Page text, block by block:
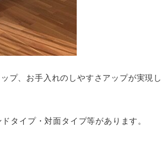
プ、お手入れのしやすさアップが実現し
タイプ・対面タイプ等があります。